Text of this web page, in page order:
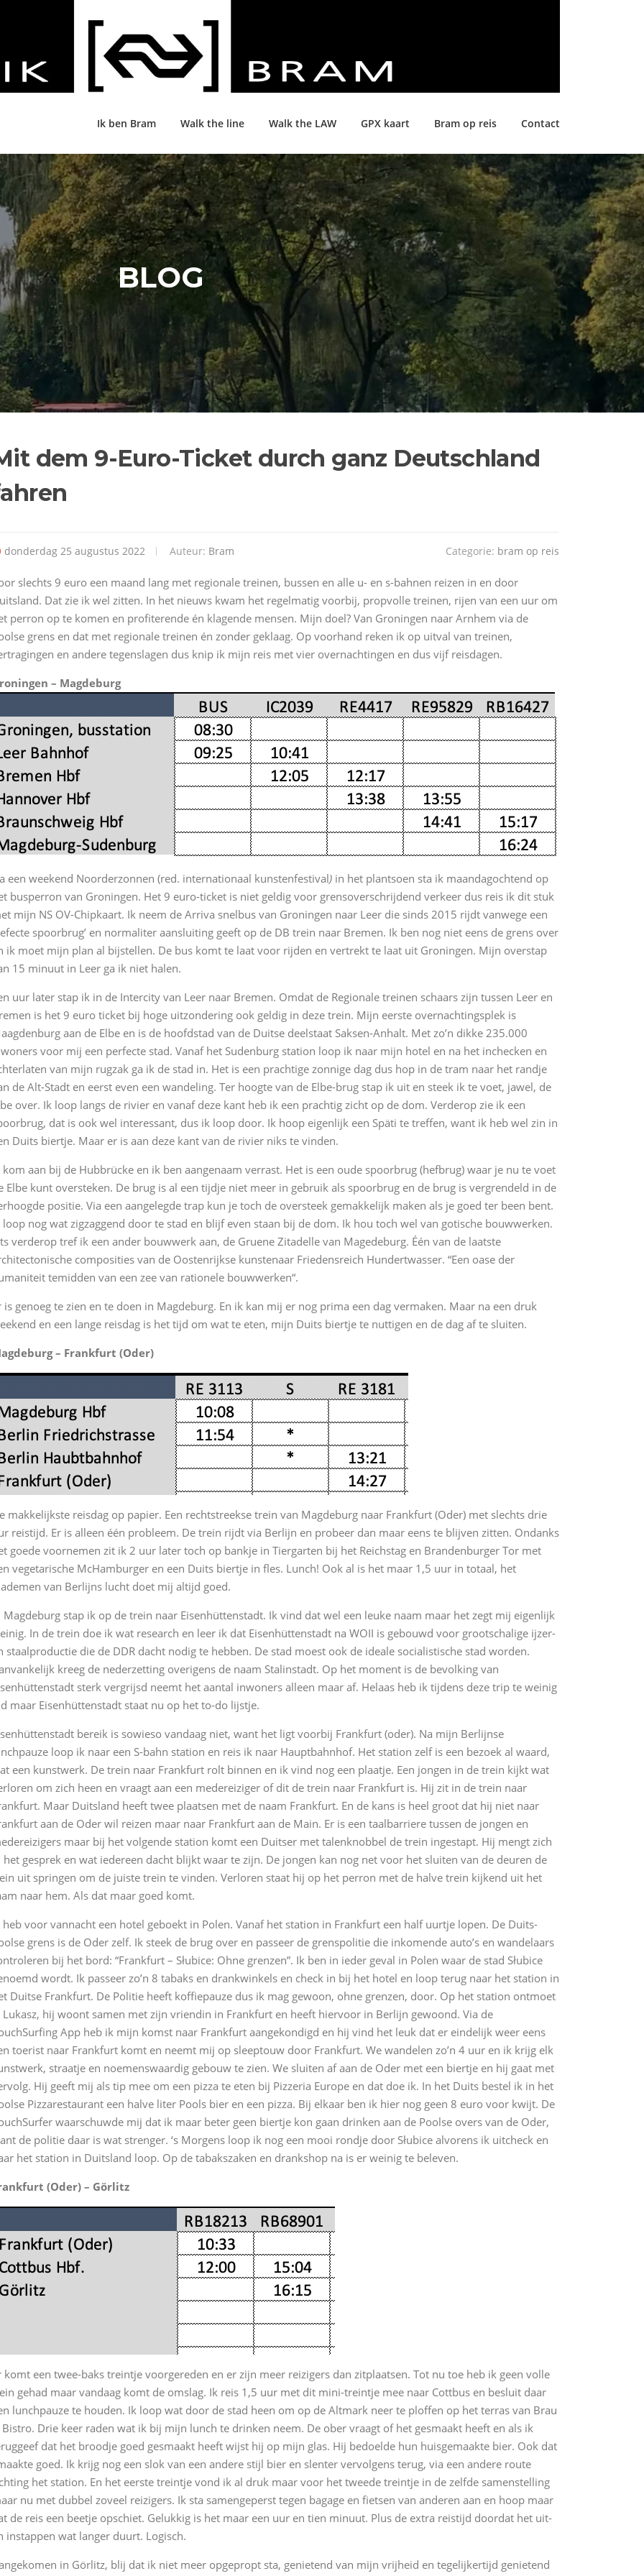
Ik ben Bram Walk the line Walk the LAW GPX kaart Bram op reis Contact
BLOG
dem 9-Euro-Ticket durch ganz Deutschland
donderdag 25 augustus 2022 Auteur: Bram Categorie: bram op reis
slechts 9 euro een maand lang met regionale treinen, bussen en alle u- en s-bahnen reizen in en door
Dat zie ik wel zitten. In het nieuws kwam het regelmatig voorbij, propvolle treinen, rijen van een uur om
perron op te komen en profiterende én klagende mensen. Mijn doel? Van Groningen naar Arnhem via de
grens en dat met regionale treinen én zonder geklaag. Op voorhand reken ik op uitval van treinen,
en andere tegenslagen dus knip ik mijn reis met vier overnachtingen en dus vijf reisdagen.
– Magdeburg
een weekend Noorderzonnen (red. internationaal kunstenfestival) in het plantsoen sta ik maandagochtend op
busperron van Groningen. Het 9 euro-ticket is niet geldig voor grensoverschrijdend verkeer dus reis ik dit stuk
mijn NS OV-Chipkaart. Ik neem de Arriva snelbus van Groningen naar Leer die sinds 2015 rijdt vanwege een
spoorbrug’ en normaliter aansluiting geeft op de DB trein naar Bremen. Ik ben nog niet eens de grens over
ik moet mijn plan al bijstellen. De bus komt te laat voor rijden en vertrekt te laat uit Groningen. Mijn overstap
15 minuut in Leer ga ik niet halen.
uur later stap ik in de Intercity van Leer naar Bremen. Omdat de Regionale treinen schaars zijn tussen Leer en
is het 9 euro ticket bij hoge uitzondering ook geldig in deze trein. Mijn eerste overnachtingsplek is
aan de Elbe en is de hoofdstad van de Duitse deelstaat Saksen-Anhalt. Met zo’n dikke 235.000
voor mij een perfecte stad. Vanaf het Sudenburg station loop ik naar mijn hotel en na het inchecken en
van mijn rugzak ga ik de stad in. Het is een prachtige zonnige dag dus hop in de tram naar het randje
de Alt-Stadt en eerst even een wandeling. Ter hoogte van de Elbe-brug stap ik uit en steek ik te voet, jawel, de
over. Ik loop langs de rivier en vanaf deze kant heb ik een prachtig zicht op de dom. Verderop zie ik een
dat is ook wel interessant, dus ik loop door. Ik hoop eigenlijk een Späti te treffen, want ik heb wel zin in
Duits biertje. Maar er is aan deze kant van de rivier niks te vinden.
kom aan bij de Hubbrücke en ik ben aangenaam verrast. Het is een oude spoorbrug (hefbrug) waar je nu te voet
Elbe kunt oversteken. De brug is al een tijdje niet meer in gebruik als spoorbrug en de brug is vergrendeld in de
positie. Via een aangelegde trap kun je toch de oversteek gemakkelijk maken als je goed ter been bent.
loop nog wat zigzaggend door te stad en blijf even staan bij de dom. Ik hou toch wel van gotische bouwwerken.
verderop tref ik een ander bouwwerk aan, de Gruene Zitadelle van Magedeburg. Één van de laatste
composities van de Oostenrijkse kunstenaar Friedensreich Hundertwasser. “Een oase der
temidden van een zee van rationele bouwwerken“.
is genoeg te zien en te doen in Magdeburg. En ik kan mij er nog prima een dag vermaken. Maar na een druk
en een lange reisdag is het tijd om wat te eten, mijn Duits biertje te nuttigen en de dag af te sluiten.
– Frankfurt (Oder)
makkelijkste reisdag op papier. Een rechtstreekse trein van Magdeburg naar Frankfurt (Oder) met slechts drie
reistijd. Er is alleen één probleem. De trein rijdt via Berlijn en probeer dan maar eens te blijven zitten. Ondanks
goede voornemen zit ik 2 uur later toch op bankje in Tiergarten bij het Reichstag en Brandenburger Tor met
vegetarische McHamburger en een Duits biertje in fles. Lunch! Ook al is het maar 1,5 uur in totaal, het
van Berlijns lucht doet mij altijd goed.
Magdeburg stap ik op de trein naar Eisenhüttenstadt. Ik vind dat wel een leuke naam maar het zegt mij eigenlijk
In de trein doe ik wat research en leer ik dat Eisenhüttenstadt na WOII is gebouwd voor grootschalige ijzer-
staalproductie die de DDR dacht nodig te hebben. De stad moest ook de ideale socialistische stad worden.
kreeg de nederzetting overigens de naam Stalinstadt. Op het moment is de bevolking van
sterk vergrijsd neemt het aantal inwoners alleen maar af. Helaas heb ik tijdens deze trip te weinig
maar Eisenhüttenstadt staat nu op het to-do lijstje.
bereik is sowieso vandaag niet, want het ligt voorbij Frankfurt (oder). Na mijn Berlijnse
loop ik naar een S-bahn station en reis ik naar Hauptbahnhof. Het station zelf is een bezoek al waard,
een kunstwerk. De trein naar Frankfurt rolt binnen en ik vind nog een plaatje. Een jongen in de trein kijkt wat
om zich heen en vraagt aan een medereiziger of dit de trein naar Frankfurt is. Hij zit in de trein naar
Maar Duitsland heeft twee plaatsen met de naam Frankfurt. En de kans is heel groot dat hij niet naar
aan de Oder wil reizen maar naar Frankfurt aan de Main. Er is een taalbarriere tussen de jongen en
maar bij het volgende station komt een Duitser met talenknobbel de trein ingestapt. Hij mengt zich
het gesprek en wat iedereen dacht blijkt waar te zijn. De jongen kan nog net voor het sluiten van de deuren de
uit springen om de juiste trein te vinden. Verloren staat hij op het perron met de halve trein kijkend uit het
naar hem. Als dat maar goed komt.
heb voor vannacht een hotel geboekt in Polen. Vanaf het station in Frankfurt een half uurtje lopen. De Duits-
grens is de Oder zelf. Ik steek de brug over en passeer de grenspolitie die inkomende auto’s en wandelaars
bij het bord: “Frankfurt – Słubice: Ohne grenzen”. Ik ben in ieder geval in Polen waar de stad Słubice
wordt. Ik passeer zo’n 8 tabaks en drankwinkels en check in bij het hotel en loop terug naar het station in
Duitse Frankfurt. De Politie heeft koffiepauze dus ik mag gewoon, ohne grenzen, door. Op het station ontmoet
Lukasz, hij woont samen met zijn vriendin in Frankfurt en heeft hiervoor in Berlijn gewoond. Via de
App heb ik mijn komst naar Frankfurt aangekondigd en hij vind het leuk dat er eindelijk weer eens
toerist naar Frankfurt komt en neemt mij op sleeptouw door Frankfurt. We wandelen zo’n 4 uur en ik krijg elk
straatje en noemenswaardig gebouw te zien. We sluiten af aan de Oder met een biertje en hij gaat met
Hij geeft mij als tip mee om een pizza te eten bij Pizzeria Europe en dat doe ik. In het Duits bestel ik in het
Pizzarestaurant een halve liter Pools bier en een pizza. Bij elkaar ben ik hier nog geen 8 euro voor kwijt. De
waarschuwde mij dat ik maar beter geen biertje kon gaan drinken aan de Poolse overs van de Oder,
de politie daar is wat strenger. ‘s Morgens loop ik nog een mooi rondje door Słubice alvorens ik uitcheck en
het station in Duitsland loop. Op de tabakszaken en drankshop na is er weinig te beleven.
(Oder) – Görlitz
komt een twee-baks treintje voorgereden en er zijn meer reizigers dan zitplaatsen. Tot nu toe heb ik geen volle
gehad maar vandaag komt de omslag. Ik reis 1,5 uur met dit mini-treintje mee naar Cottbus en besluit daar
lunchpauze te houden. Ik loop wat door de stad heen om op de Altmark neer te ploffen op het terras van Brau
Bistro. Drie keer raden wat ik bij mijn lunch te drinken neem. De ober vraagt of het gesmaakt heeft en als ik
dat het broodje goed gesmaakt heeft wijst hij op mijn glas. Hij bedoelde hun huisgemaakte bier. Ook dat
goed. Ik krijg nog een slok van een andere stijl bier en slenter vervolgens terug, via een andere route
het station. En het eerste treintje vond ik al druk maar voor het tweede treintje in de zelfde samenstelling
nu met dubbel zoveel reizigers. Ik sta samengeperst tegen bagage en fietsen van anderen aan en hoop maar
de reis een beetje opschiet. Gelukkig is het maar een uur en tien minuut. Plus de extra reistijd doordat het uit-
instappen wat langer duurt. Logisch.
in Görlitz, blij dat ik niet meer opgepropt sta, genietend van mijn vrijheid en tegelijkertijd genietend